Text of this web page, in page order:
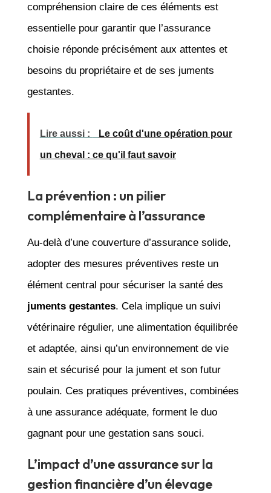
compréhension claire de ces éléments est
essentielle pour garantir que l’assurance
choisie réponde précisément aux attentes et
besoins du propriétaire et de ses juments
gestantes.
Lire aussi : Le coût d'une opération pour
un cheval : ce qu'il faut savoir
La prévention : un pilier
complémentaire à l’assurance
Au-delà d’une couverture d’assurance solide,
adopter des mesures préventives reste un
élément central pour sécuriser la santé des
juments gestantes. Cela implique un suivi
vétérinaire régulier, une alimentation équilibrée
et adaptée, ainsi qu’un environnement de vie
sain et sécurisé pour la jument et son futur
poulain. Ces pratiques préventives, combinées
à une assurance adéquate, forment le duo
gagnant pour une gestation sans souci.
L’impact d’une assurance sur la
gestion financière d’un élevage